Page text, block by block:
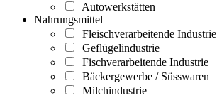
Autowerkstätten
Nahrungsmittel
Fleischverarbeitende Industrie
Geflügelindustrie
Fischverarbeitende Industrie
Bäckergewerbe / Süsswaren
Milchindustrie